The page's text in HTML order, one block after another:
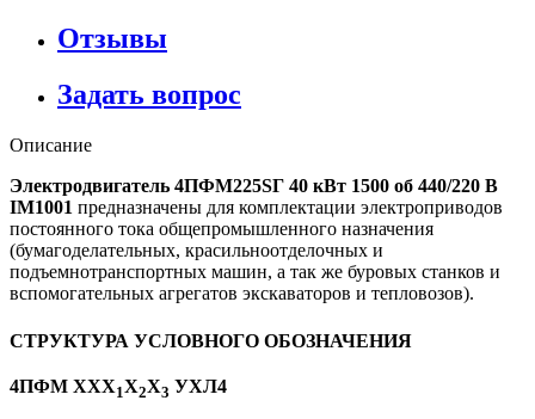
Отзывы
Задать вопрос
Описание
Электродвигатель 4ПФМ225SГ 40 кВт 1500 об 440/220 В
IM1001 предназначены для комплектации электроприводов
постоянного тока общепромышленного назначения
(бумагоделательных, красильноотделочных и
подъемнотранспортных машин, а так же буровых станков и
вспомогательных агрегатов экскаваторов и тепловозов).
СТРУКТУРА УСЛОВНОГО ОБОЗНАЧЕНИЯ
4ПФМ ХХХ1Х2Х3 УХЛ4